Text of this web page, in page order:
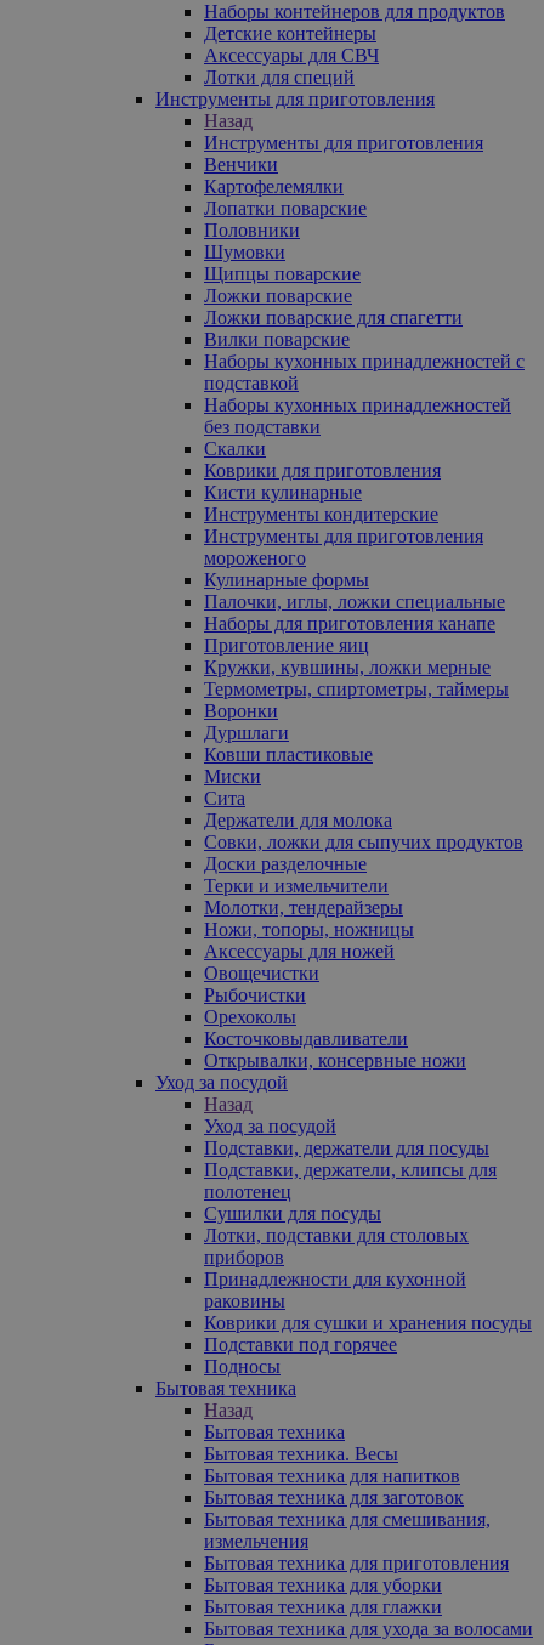
Наборы контейнеров для продуктов
Детские контейнеры
Аксессуары для СВЧ
Лотки для специй
Инструменты для приготовления
Назад
Инструменты для приготовления
Венчики
Картофелемялки
Лопатки поварские
Половники
Шумовки
Щипцы поварские
Ложки поварские
Ложки поварские для спагетти
Вилки поварские
Наборы кухонных принадлежностей с
подставкой
Наборы кухонных принадлежностей
без подставки
Скалки
Коврики для приготовления
Кисти кулинарные
Инструменты кондитерские
Инструменты для приготовления
мороженого
Кулинарные формы
Палочки, иглы, ложки специальные
Наборы для приготовления канапе
Приготовление яиц
Кружки, кувшины, ложки мерные
Термометры, спиртометры, таймеры
Воронки
Дуршлаги
Ковши пластиковые
Миски
Сита
Держатели для молока
Совки, ложки для сыпучих продуктов
Доски разделочные
Терки и измельчители
Молотки, тендерайзеры
Ножи, топоры, ножницы
Аксессуары для ножей
Овощечистки
Рыбочистки
Орехоколы
Косточковыдавливатели
Открывалки, консервные ножи
Уход за посудой
Назад
Уход за посудой
Подставки, держатели для посуды
Подставки, держатели, клипсы для
полотенец
Сушилки для посуды
Лотки, подставки для столовых
приборов
Принадлежности для кухонной
раковины
Коврики для сушки и хранения посуды
Подставки под горячее
Подносы
Бытовая техника
Назад
Бытовая техника
Бытовая техника. Весы
Бытовая техника для напитков
Бытовая техника для заготовок
Бытовая техника для смешивания,
измельчения
Бытовая техника для приготовления
Бытовая техника для уборки
Бытовая техника для глажки
Бытовая техника для ухода за волосами